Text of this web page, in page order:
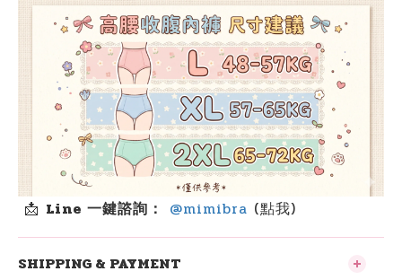
📩 Line 一鍵諮詢： @mimibra (點我)
SHIPPING & PAYMENT